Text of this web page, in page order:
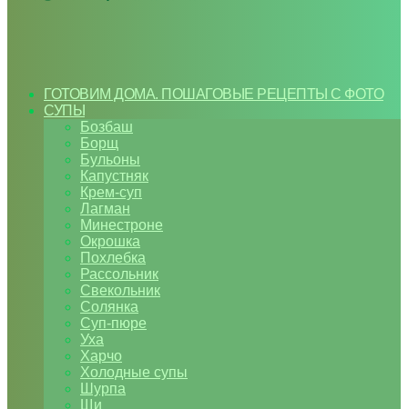
ГОТОВИМ ДОМА. ПОШАГОВЫЕ РЕЦЕПТЫ С ФОТО
СУПЫ
Бозбаш
Борщ
Бульоны
Капустняк
Крем-суп
Лагман
Минестроне
Окрошка
Похлебка
Рассольник
Свекольник
Солянка
Суп-пюре
Уха
Харчо
Холодные супы
Шурпа
Щи